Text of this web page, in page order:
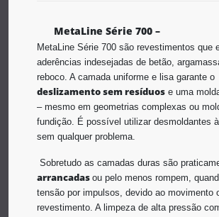
MetaLine Série 700 –
MetaLine Série 700 são revestimentos que
aderências indesejadas de betão,
reboco. A camada uniforme e lisa garante o
deslizamento sem resíduos e uma
– mesmo em geometrias complexas ou
fundição. É possível utilizar desmoldantes
sem qualquer problema.
Sobretudo as camadas duras são
arrancadas ou pelo menos rompem,
tensão por impulsos, devido ao movimento
revestimento. A limpeza de alta pressão